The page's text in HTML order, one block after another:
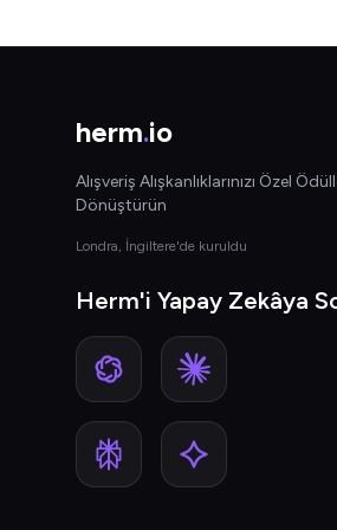
herm.io
Alışveriş Alışkanlıklarınızı Özel
Dönüştürün
Londra, İngiltere'de kuruldu
Herm'i Yapay Zekâya